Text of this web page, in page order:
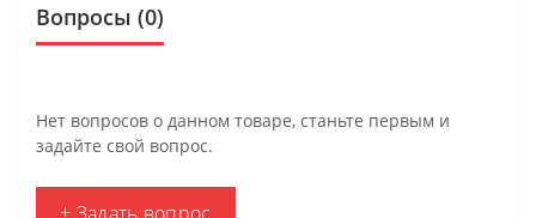
Вопросы (0)
Нет вопросов о данном товаре, станьте первым и
задайте свой вопрос.